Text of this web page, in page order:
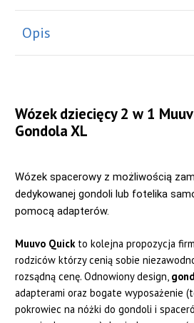
Opis
Wózek dziecięcy 2 w 1
Gondola XL
Wózek spacerowy z możliwością
dedykowanej gondoli lub fotelika
pomocą adapterów.
Muuvo Quick to kolejna propozycja
rodziców którzy cenią sobie
rozsądną cenę. Odnowiony design,
adapterami oraz bogate wyposażenie
pokrowiec na nóżki do gondoli i